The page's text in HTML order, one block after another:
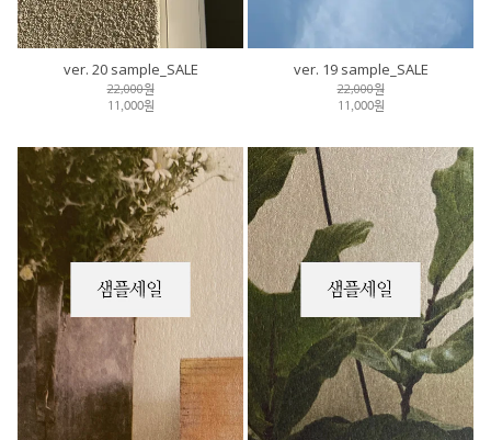
ver. 20 sample_SALE
22,000원
11,000원
ver. 19 sample_SALE
22,000원
11,000원